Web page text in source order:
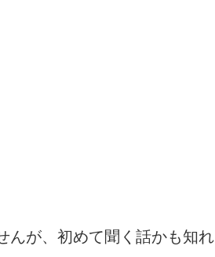
んが、初めて聞く話かも知れ